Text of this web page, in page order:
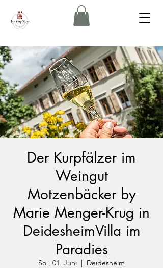
Der Kurpfälzer im
Weingut
Motzenbäcker by
Marie Menger-Krug in
DeidesheimVilla im
Paradies
So., 01. Juni
  |
Deidesheim